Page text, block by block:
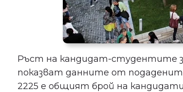
Ръст на кандидат-студентите
показват данните от
2225 е общият брой на